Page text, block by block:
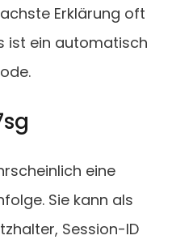
Erklärung oft
ist ein automatisch
eine
Sie kann als
Session-ID